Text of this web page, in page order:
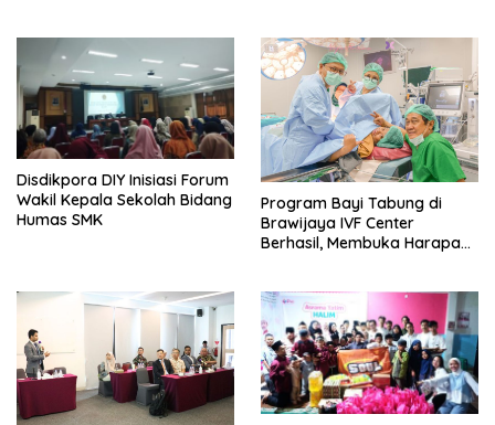
Disdikpora DIY Inisiasi Forum
Wakil Kepala Sekolah Bidang
Humas SMK
Program Bayi Tabung di
Brawijaya IVF Center
Berhasil, Membuka Harapan
Menginginkan Anak